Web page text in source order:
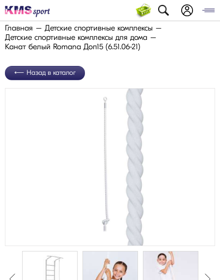
Главная
Детские спортивные комплексы
Детские спортивные комплексы для дома
Канат белый Romana Доп15 (6.51.06-21)
Назад в каталог